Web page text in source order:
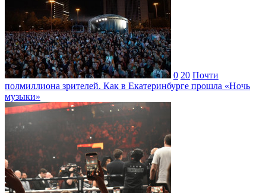
0 20 Почти
полмиллиона зрителей. Как в Екатеринбурге прошла «Ночь
музыки»